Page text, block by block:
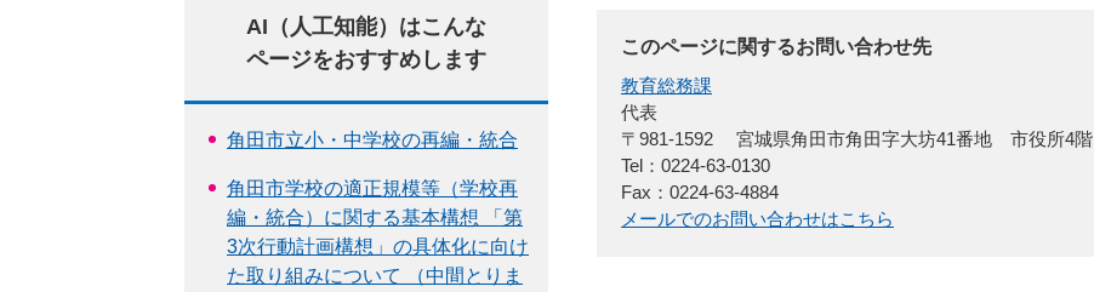
このページに関するお問い合わせ先
教育総務課
代表
〒981-1592
宮城県角田市角田字大坊41番地 市役所4階
Tel：0224-63-0130
Fax：0224-63-4884
メールでのお問い合わせはこちら
AI（人工知能）はこんな
ページをおすすめします
角田市立小・中学校の再編・統合
角田市学校の適正規模等（学校再
編・統合）に関する基本構想 「第
3次行動計画構想」の具体化に向け
た取り組みについて （中間とりま